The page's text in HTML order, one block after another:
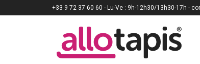
+33 9 72 37 60 60 - Lu-Ve : 9h-12h30/13h30-17h -